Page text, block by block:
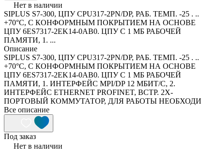
Нет в наличии
SIPLUS S7-300, ЦПУ CPU317-2PN/DP, РАБ. ТЕМП. -25 . ..
+70°C, С КОНФОРМНЫМ ПОКРЫТИЕМ НА ОСНОВЕ
ЦПУ 6ES7317-2EK14-0AB0. ЦПУ С 1 МБ РАБОЧЕЙ
ПАМЯТИ, 1. ...
Описание
SIPLUS S7-300, ЦПУ CPU317-2PN/DP, РАБ. ТЕМП. -25 . ..
+70°C, С КОНФОРМНЫМ ПОКРЫТИЕМ НА ОСНОВЕ
ЦПУ 6ES7317-2EK14-0AB0. ЦПУ С 1 МБ РАБОЧЕЙ
ПАМЯТИ, 1. ИНТЕРФЕЙС MPI/DP 12 МБИТ/С, 2.
ИНТЕРФЕЙС ETHERNET PROFINET, ВСТР. 2Х-
ПОРТОВЫЙ КОММУТАТОР, ДЛЯ РАБОТЫ НЕОБХОДИ
Все описание
Под заказ
Нет в наличии